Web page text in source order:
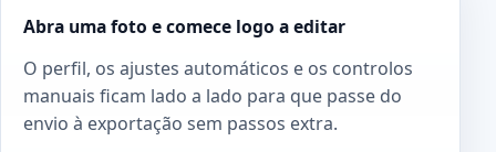
Abra uma foto e comece logo a editar
O perfil, os ajustes automáticos e os controlos
manuais ficam lado a lado para que passe do
envio à exportação sem passos extra.